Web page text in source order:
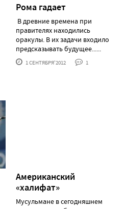
Рома гадает
В древние времена при
правителях находились
оракулы. В их задачи входило
предсказывать будущее......
1 СЕНТЯБРЯ'2012 1
Американский
«халифат»
Мусульмане в сегодняшнем